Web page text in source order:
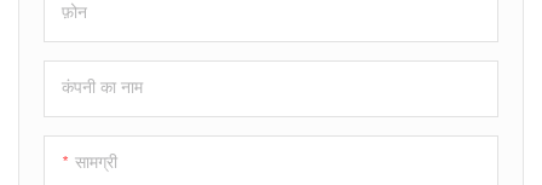
फ़ोन
कंपनी का नाम
सामग्री